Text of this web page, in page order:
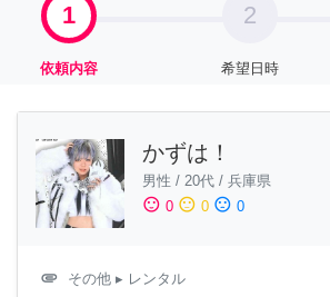
1
依頼内容
2
希望日時
かずは！
男性 / 20代 / 兵庫県
sentiment_satisfied 0 sentiment_neutral 0 sentiment_dissatisfied 0
attachment その他 ▸ レンタル